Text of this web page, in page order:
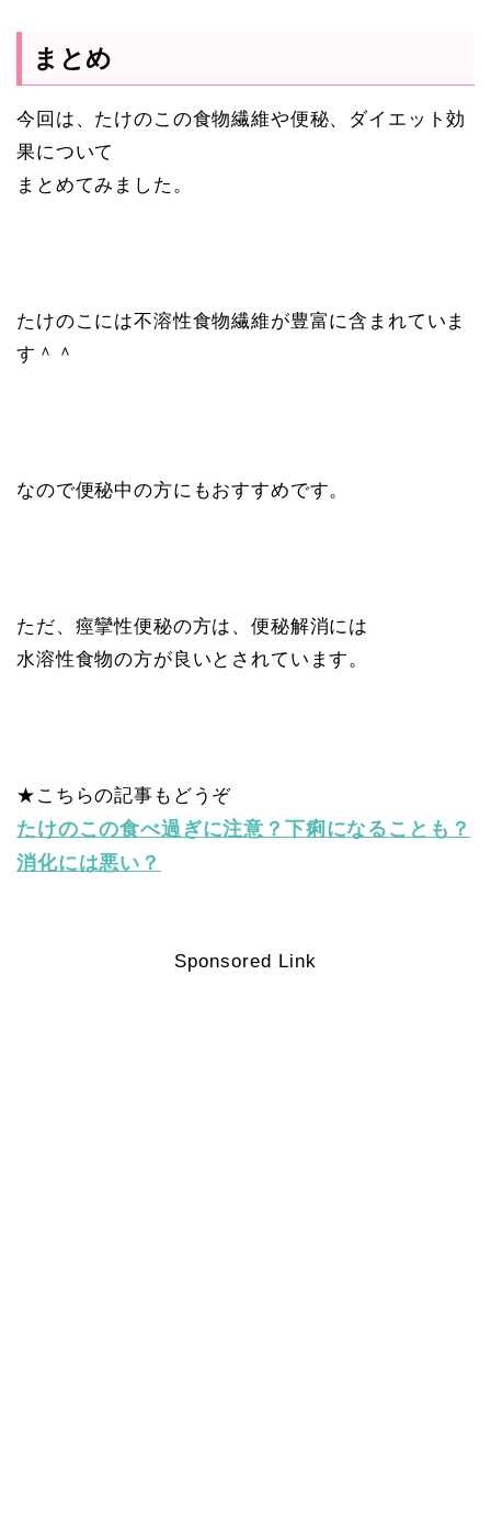
まとめ
今回は、たけのこの食物繊維や便秘、ダイエット効
果について
まとめてみました。
たけのこには不溶性食物繊維が豊富に含まれていま
す＾＾
なので便秘中の方にもおすすめです。
ただ、痙攣性便秘の方は、便秘解消には
水溶性食物の方が良いとされています。
★こちらの記事もどうぞ
たけのこの食べ過ぎに注意？下痢になることも？
消化には悪い？
Sponsored Link